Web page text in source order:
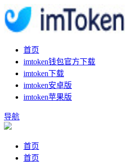
首页
imtoken钱包官方下载
imtoken下载
imtoken安卓版
imtoken苹果版
导航
首页
首页